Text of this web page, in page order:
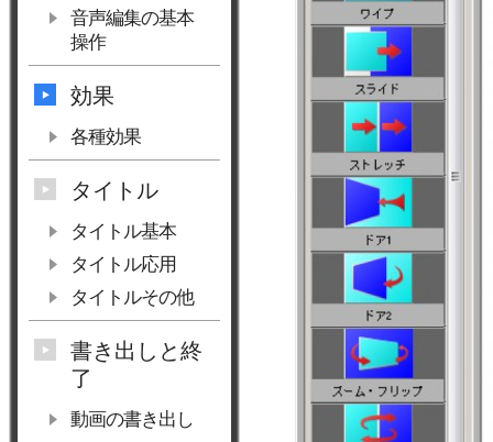
音声編集の基本
操作
効果
各種効果
タイトル
タイトル基本
タイトル応用
タイトルその他
書き出しと終
了
動画の書き出し